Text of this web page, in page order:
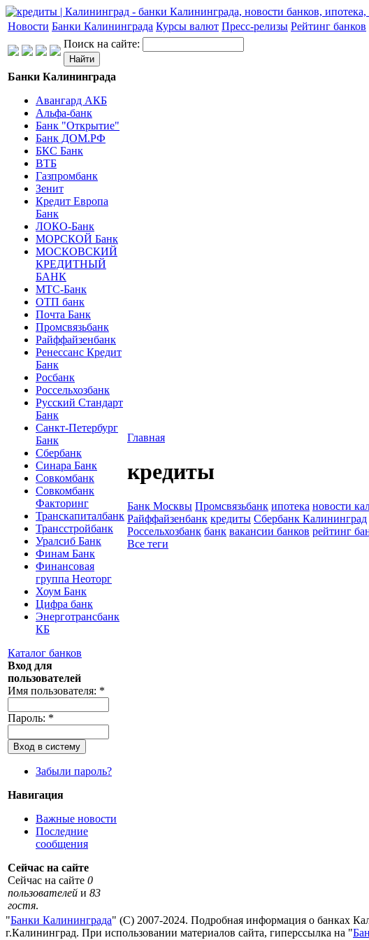
Новости Банки Калининграда Курсы валют Пресс-релизы Рейтинг банков
Поиск на сайте:
Банки Калининграда
Авангард АКБ
Альфа-банк
Банк "Открытие"
Банк ДОМ.РФ
БКС Банк
ВТБ
Газпромбанк
Зенит
Кредит Европа
Банк
ЛОКО-Банк
МОРСКОЙ Банк
МОСКОВСКИЙ
КРЕДИТНЫЙ
БАНК
МТС-Банк
ОТП банк
Почта Банк
Промсвязьбанк
Райффайзенбанк
Ренессанс Кредит
Банк
Росбанк
Россельхозбанк
Русский Стандарт
Банк
Санкт-Петербург
Банк
Сбербанк
Синара Банк
Совкомбанк
Совкомбанк
Факторинг
Транскапиталбанк
Трансстройбанк
Уралсиб Банк
Финам Банк
Финансовая
группа Неоторг
Хоум Банк
Цифра банк
Энерготрансбанк
КБ
Каталог банков
Вход для
пользователей
Имя пользователя: *
Пароль: *
Забыли пароль?
Навигация
Важные новости
Последние
сообщения
Сейчас на сайте
Сейчас на сайте 0
пользователей и 83
гостя.
Главная
кредиты
Банк Москвы Промсвязьбанк ипотека новости
Райффайзенбанк кредиты Сбербанк Калининград
Россельхозбанк банк вакансии банков рейтинг
Все теги
"Банки Калининграда" (С) 2007-2024. Подробная информация о банках
г.Калининград. При использовании материалов сайта, гиперссылка на "